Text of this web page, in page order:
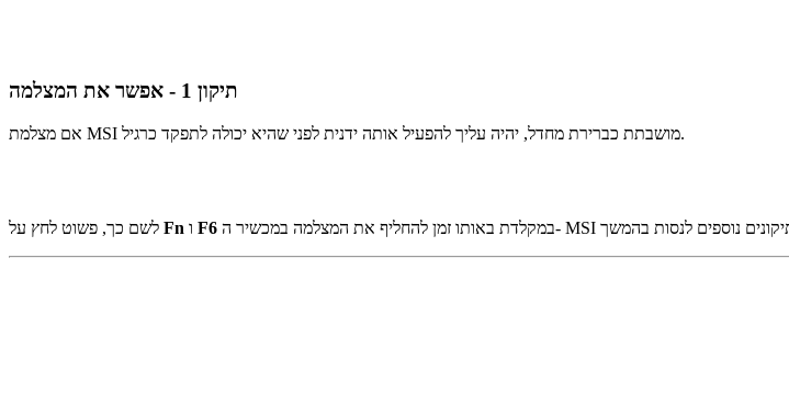
תיקון 1 - אפשר את המצלמה
אם מצלמת MSI מושבתת כברירת מחדל, יהיה עליך להפעיל אותה ידנית לפני שהיא יכולה לתפקד כרגיל.
Fn F6